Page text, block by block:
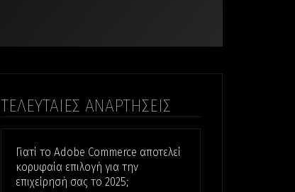
ΤΕΛΕΥΤΑΙΕΣ ΑΝΑΡΤΗΣΕΙΣ
Γιατί το Adobe Commerce αποτελεί
κορυφαία επιλογή για την
επιχείρησή σας το 2025;